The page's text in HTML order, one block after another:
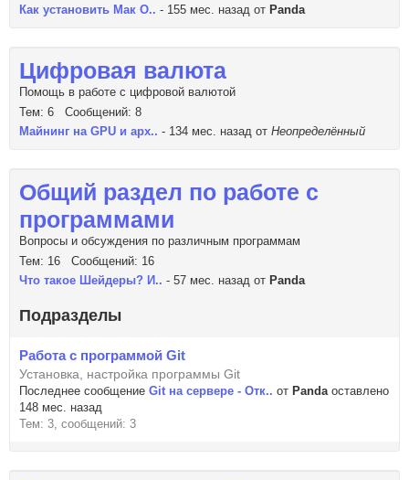
Как установить Мак О.. - 155 мес. назад от Panda
Цифровая валюта
Помощь в работе с цифровой валютой
Тем: 6 Сообщений: 8
Майнинг на GPU и арх.. - 134 мес. назад от Неопределённый
Общий раздел по работе с
программами
Вопросы и обсуждения по различным программам
Тем: 16 Сообщений: 16
Что такое Шейдеры? И.. - 57 мес. назад от Panda
Подразделы
Работа с программой Git
Установка, настройка программы Git
Последнее сообщение Git на сервере - Отк.. от Pandaоставлено
148 мес. назад
Тем: 3, сообщений: 3